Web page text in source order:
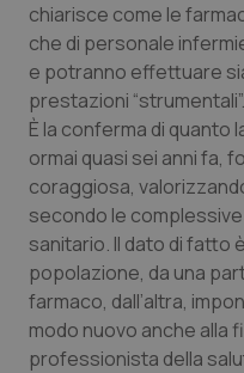
Provincia
Puglia
Sardegna
Sicilia
Toscana
Umbria
Ipertensione &
Malattie rare
Malattia di
Neuroscienze &
Obesità
Oftalmologia
chiarisce come le
che di personale
e potranno effettuare
prestazioni “strumentali”.
È la conferma di
ormai quasi sei anni fa,
coraggiosa,
secondo le
sanitario. Il dato di fatto
popolazione, da una
farmaco, dall’altra,
modo nuovo anche alla
professionista della